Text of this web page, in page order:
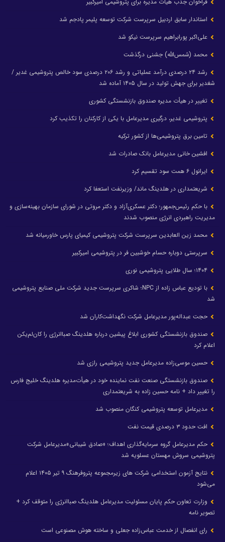
استاندار سابق اردبیل سرپرست شرکت توسعه پلیمر پادجم شد
علی‌اکبر پورابراهیم سرپرست نیکو شد
محمد (شمس‌الله) جشنی درگذشت
رشد ۲۴ درصدی درآمد عملیاتی و رشد ۲۰۶ درصدی سود خالص پتروشیمی غدیر /
شغدیر برای جهش تولید در سال ۱۴۰۵ آماده شد
تغییر در هیأت مدیره صندوق بازنشستگی کشوری
پتروشیمی غدیر، درگیری مدیرعامل با یکی از کارکنان را تکذیب کرد
تامین برق پتروشیمی‌ها از کشور ترکیه
افشین خانی مدیرعامل بانک صادرات شد
ایرانول ۶ همت سود تقسیم کرد
شریعتمداری در هلدینگ ماند/ وزیرنفت استعفا کرد
با حکم رئیس‌جمهور؛ دکتر عسکری‌آزاد و دکتر مروتی در شورای سازمان بهینه‌سازی و
مدیریت راهبردی انرژی منصوب شدند
محمد زین العابدین سرپرست شرکت پتروشیمی کیمیای پارس خاورمیانه شد
سرپرستی دوباره حسام خوشبین فر در پتروشیمی امیرکبیر
با تودیع عباس زاده از NPC؛ شاکری سرپرست جدید شرکت ملی صنایع پتروشیمی
شد
حجت عبداله‌پور مدیرعامل شرکت نگهداشت‌کاران شد
صندوق بازنشستگی کشوری ابلاغ پیشین درباره هلدینگ صباانرژی را کان‌لم‌یکن
اعلام کرد
حسین موسی‌زاده مدیرعامل جدید پتروشیمی رازی شد
صندوق بازنشستگی صنعت نفت نماینده خود در هیأت‌مدیره هلدینگ خلیج فارس
را تغییر داد + نامه حسین زاده به شریعتمداری
مدیرعامل توسعه پتروشیمی کنگان منصوب شد
افت حدود ۳ درصدی قیمت نفت
حکم مدیرعامل گروه سرمایه‌گذاری اهداف؛ «صادق شیبانی»مدیرعامل شرکت
پتروشیمی سروش مهستان عسلویه شد
نتایج آزمون استخدامی شرکت های زیرمجموعه پتروفرهنگ ۹ تیر ۱۴۰۵ اعلام
می‌شود
وزارت تعاون حکم پایان مسئولیت مدیرعامل هلدینگ صباانرژی را متوقف کرد +
تصویر نامه
رای انفصال از خدمت عباس‌زاده جعلی و ساخته هوش مصنوعی است